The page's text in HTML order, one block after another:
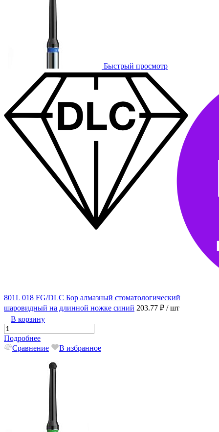
Быстрый просмотр
801L 018 FG/DLC Бор алмазный стоматологический
шаровидный на длинной ножке синий 203.77 ₽ / шт
В корзину
Подробнее
Сравнение
В избранное